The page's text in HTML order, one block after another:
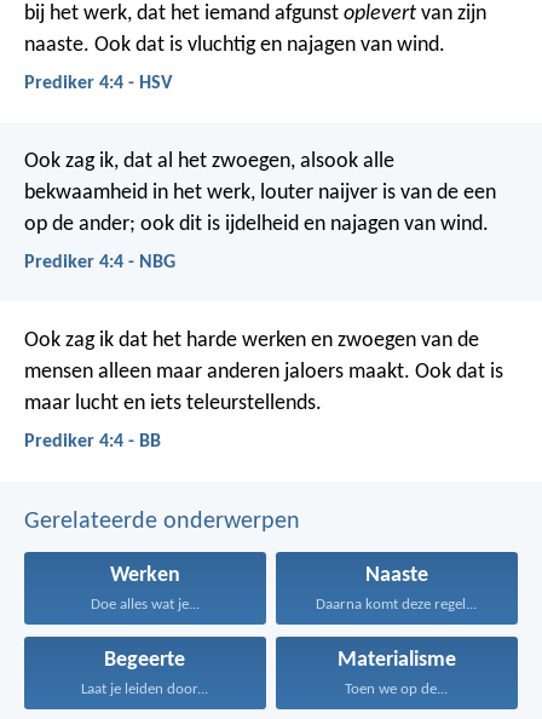
bij het werk, dat het iemand afgunst oplevert van zijn
naaste. Ook dat is vluchtig en najagen van wind.
Prediker 4:4 - HSV
Ook zag ik, dat al het zwoegen, alsook alle
bekwaamheid in het werk, louter naijver is van de een
op de ander; ook dit is ijdelheid en najagen van wind.
Prediker 4:4 - NBG
Ook zag ik dat het harde werken en zwoegen van de
mensen alleen maar anderen jaloers maakt. Ook dat is
maar lucht en iets teleurstellends.
Prediker 4:4 - BB
Gerelateerde onderwerpen
Werken
Doe alles wat je...
Naaste
Daarna komt deze regel...
Begeerte
Laat je leiden door...
Materialisme
Toen we op de...